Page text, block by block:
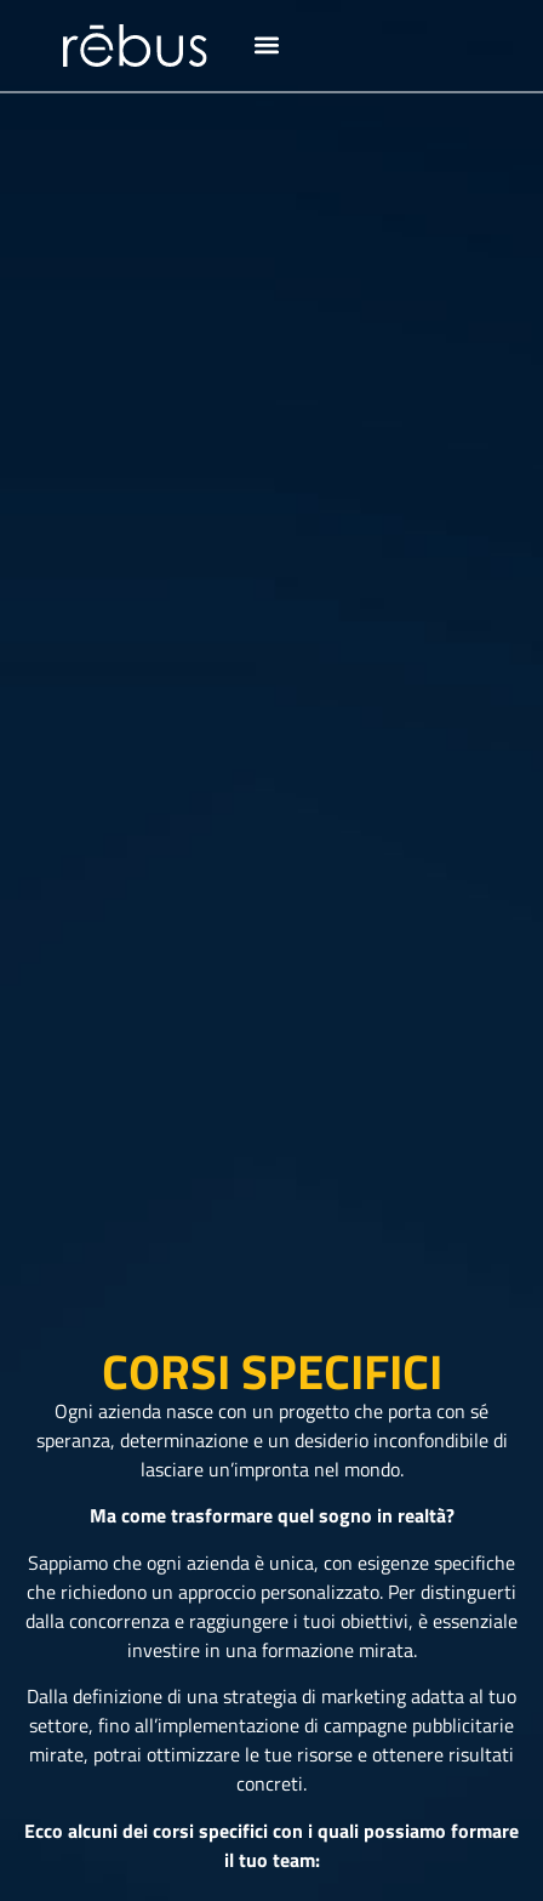
CORSI SPECIFICI
Ogni azienda nasce con un progetto che porta con sé
speranza, determinazione e un desiderio inconfondibile di
lasciare un’impronta nel mondo.
Ma come trasformare quel sogno in realtà?
Sappiamo che ogni azienda è unica, con esigenze specifiche
che richiedono un approccio personalizzato. Per distinguerti
dalla concorrenza e raggiungere i tuoi obiettivi, è essenziale
investire in una formazione mirata.
Dalla definizione di una strategia di marketing adatta al tuo
settore, fino all’implementazione di campagne pubblicitarie
mirate, potrai ottimizzare le tue risorse e ottenere risultati
concreti.
Ecco alcuni dei corsi specifici con i quali possiamo formare
il tuo team: